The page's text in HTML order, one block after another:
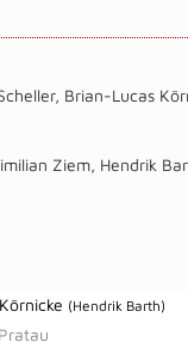
, Brian-Lucas
Ziem, Hendrik
(Hendrik Barth)